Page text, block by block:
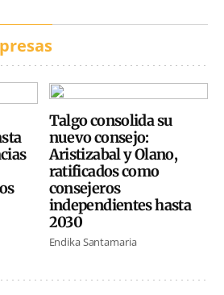
Talgo consolida su
nuevo consejo:
Aristizabal y Olano,
ratificados como
consejeros
independientes hasta
2030
Endika Santamaria